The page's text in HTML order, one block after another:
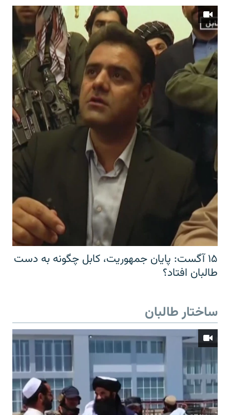
۱۵ آگست: پایان جمهوریت، کابل چگونه به دست
طالبان افتاد؟
ساختار طالبان